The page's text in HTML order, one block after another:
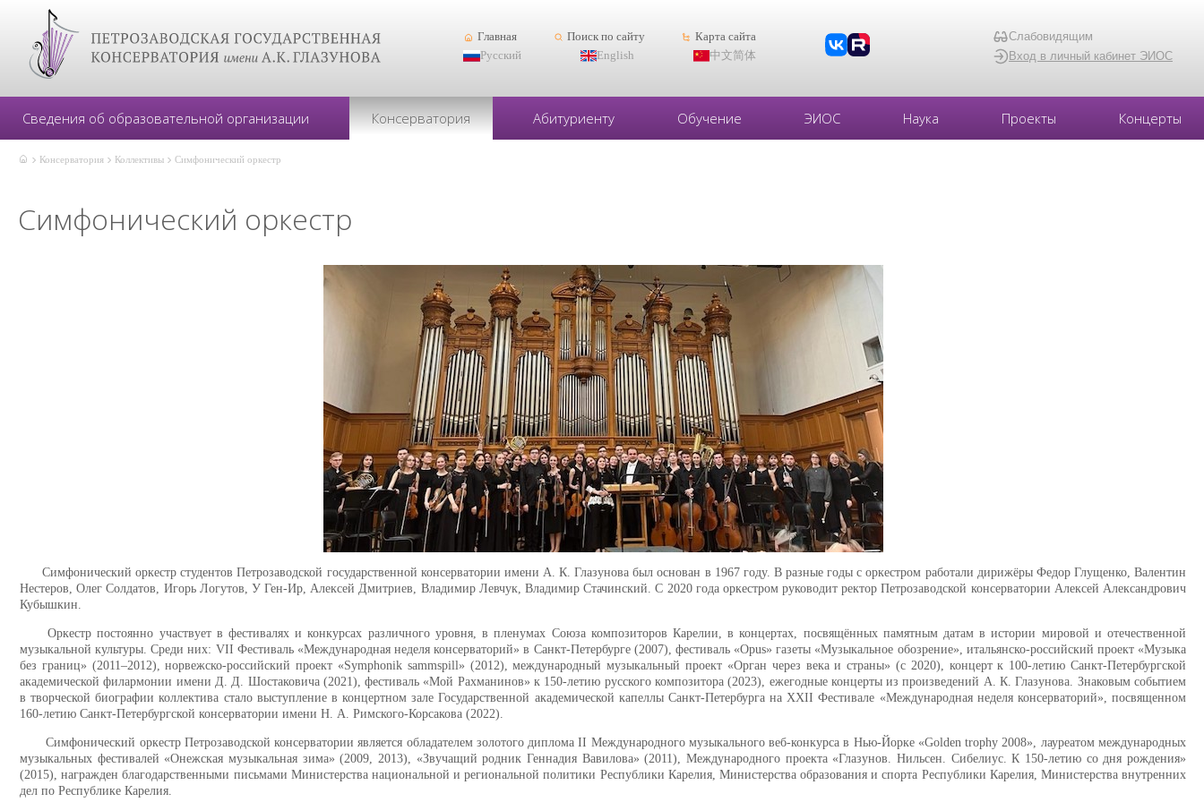
Главная Поиск по сайту
Карта сайта
Русский
English 中文简体
Слабовидящим
Вход в личный кабинет ЭИОС
Сведения об образовательной организации Консерватория Абитуриенту Обучение ЭИОС Наука Проекты Концерты
Консерватория Коллективы Симфонический оркестр
Симфонический оркестр
Симфонический оркестр студентов Петрозаводской государственной консерватории имени А. К. Глазунова был основан в 1967 году. В разные годы с оркестром работали дирижёры Федор Глущенко, Валентин
Нестеров, Олег Солдатов, Игорь Логутов, У Ген-Ир, Алексей Дмитриев, Владимир Левчук, Владимир Стачинский. С 2020 года оркестром руководит ректор Петрозаводской консерватории Алексей Александрович
Кубышкин.
Оркестр постоянно участвует в фестивалях и конкурсах различного уровня, в пленумах Союза композиторов Карелии, в концертах, посвящённых памятным датам в истории мировой и отечественной
музыкальной культуры. Среди них: VII Фестиваль «Международная неделя консерваторий» в Санкт-Петербурге (2007), фестиваль «Opus» газеты «Музыкальное обозрение», итальянско-российский проект «Музыка
без границ» (2011–2012), норвежско-российский проект «Symphonik sammspill» (2012), международный музыкальный проект «Орган через века и страны» (с 2020), концерт к 100-летию Санкт-Петербургской
академической филармонии имени Д. Д. Шостаковича (2021), фестиваль «Мой Рахманинов» к 150-летию русского композитора (2023), ежегодные концерты из произведений А. К. Глазунова. Знаковым событием
в творческой биографии коллектива стало выступление в концертном зале Государственной академической капеллы Санкт-Петербурга на XXII Фестивале «Международная неделя консерваторий», посвященном
160-летию Санкт-Петербургской консерватории имени Н. А. Римского-Корсакова (2022).
Симфонический оркестр Петрозаводской консерватории является обладателем золотого диплома II Международного музыкального веб-конкурса в Нью-Йорке «Golden trophy 2008», лауреатом международных
музыкальных фестивалей «Онежская музыкальная зима» (2009, 2013), «Звучащий родник Геннадия Вавилова» (2011), Международного проекта «Глазунов. Нильсен. Сибелиус. К 150-летию со дня рождения»
(2015), награжден благодарственными письмами Министерства национальной и региональной политики Республики Карелия, Министерства образования и спорта Республики Карелия, Министерства внутренних
дел по Республике Карелия.